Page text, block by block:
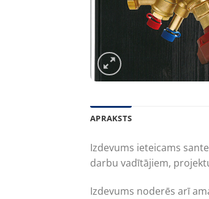
APRAKSTS
Izdevums ieteicams
darbu vadītājiem,
Izdevums noderēs arī